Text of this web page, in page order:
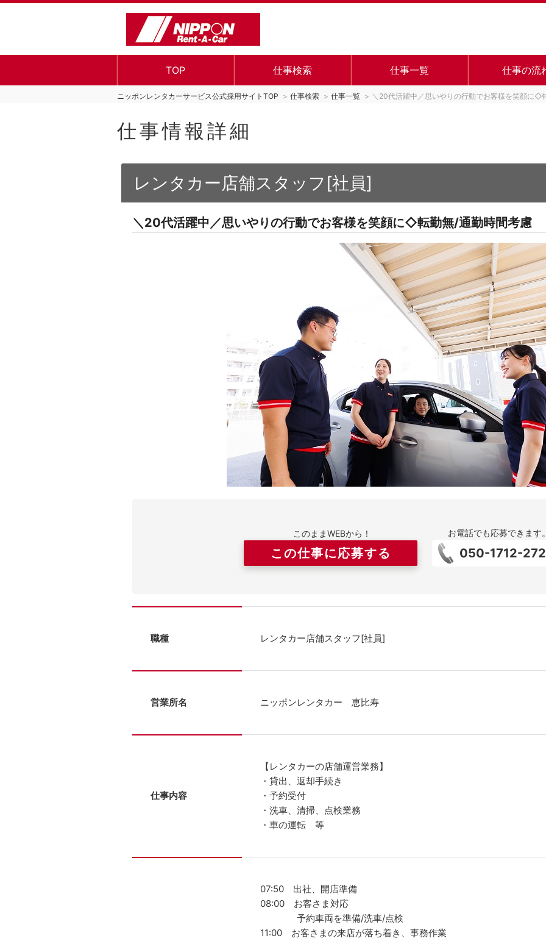
TOP 仕事検索 仕事一覧 仕事の流
ニッポンレンタカーサービス公式採用サイトTOP 仕事検索 仕事一覧 ＼20代活躍中／思いやりの行動でお客様を笑顔に◇
仕事情報詳細
レンタカー店舗スタッフ[社員]
＼20代活躍中／思いやりの行動でお客様を笑顔に◇転勤無/通勤時間考慮
このままWEBから！
この仕事に応募する
お電話でも応募できます
050-1712-
職種 レンタカー店舗スタッフ[社員]
営業所名 ニッポンレンタカー 恵比寿
仕事内容
【レンタカーの店舗運営業務】
・貸出、返却手続き
・予約受付
・洗車、清掃、点検業務
・車の運転 等
07:50 出社、開店準備
08:00 お客さま対応
予約車両を準備/洗車/点検
11:00 お客さまの来店が落ち着き、事務作業